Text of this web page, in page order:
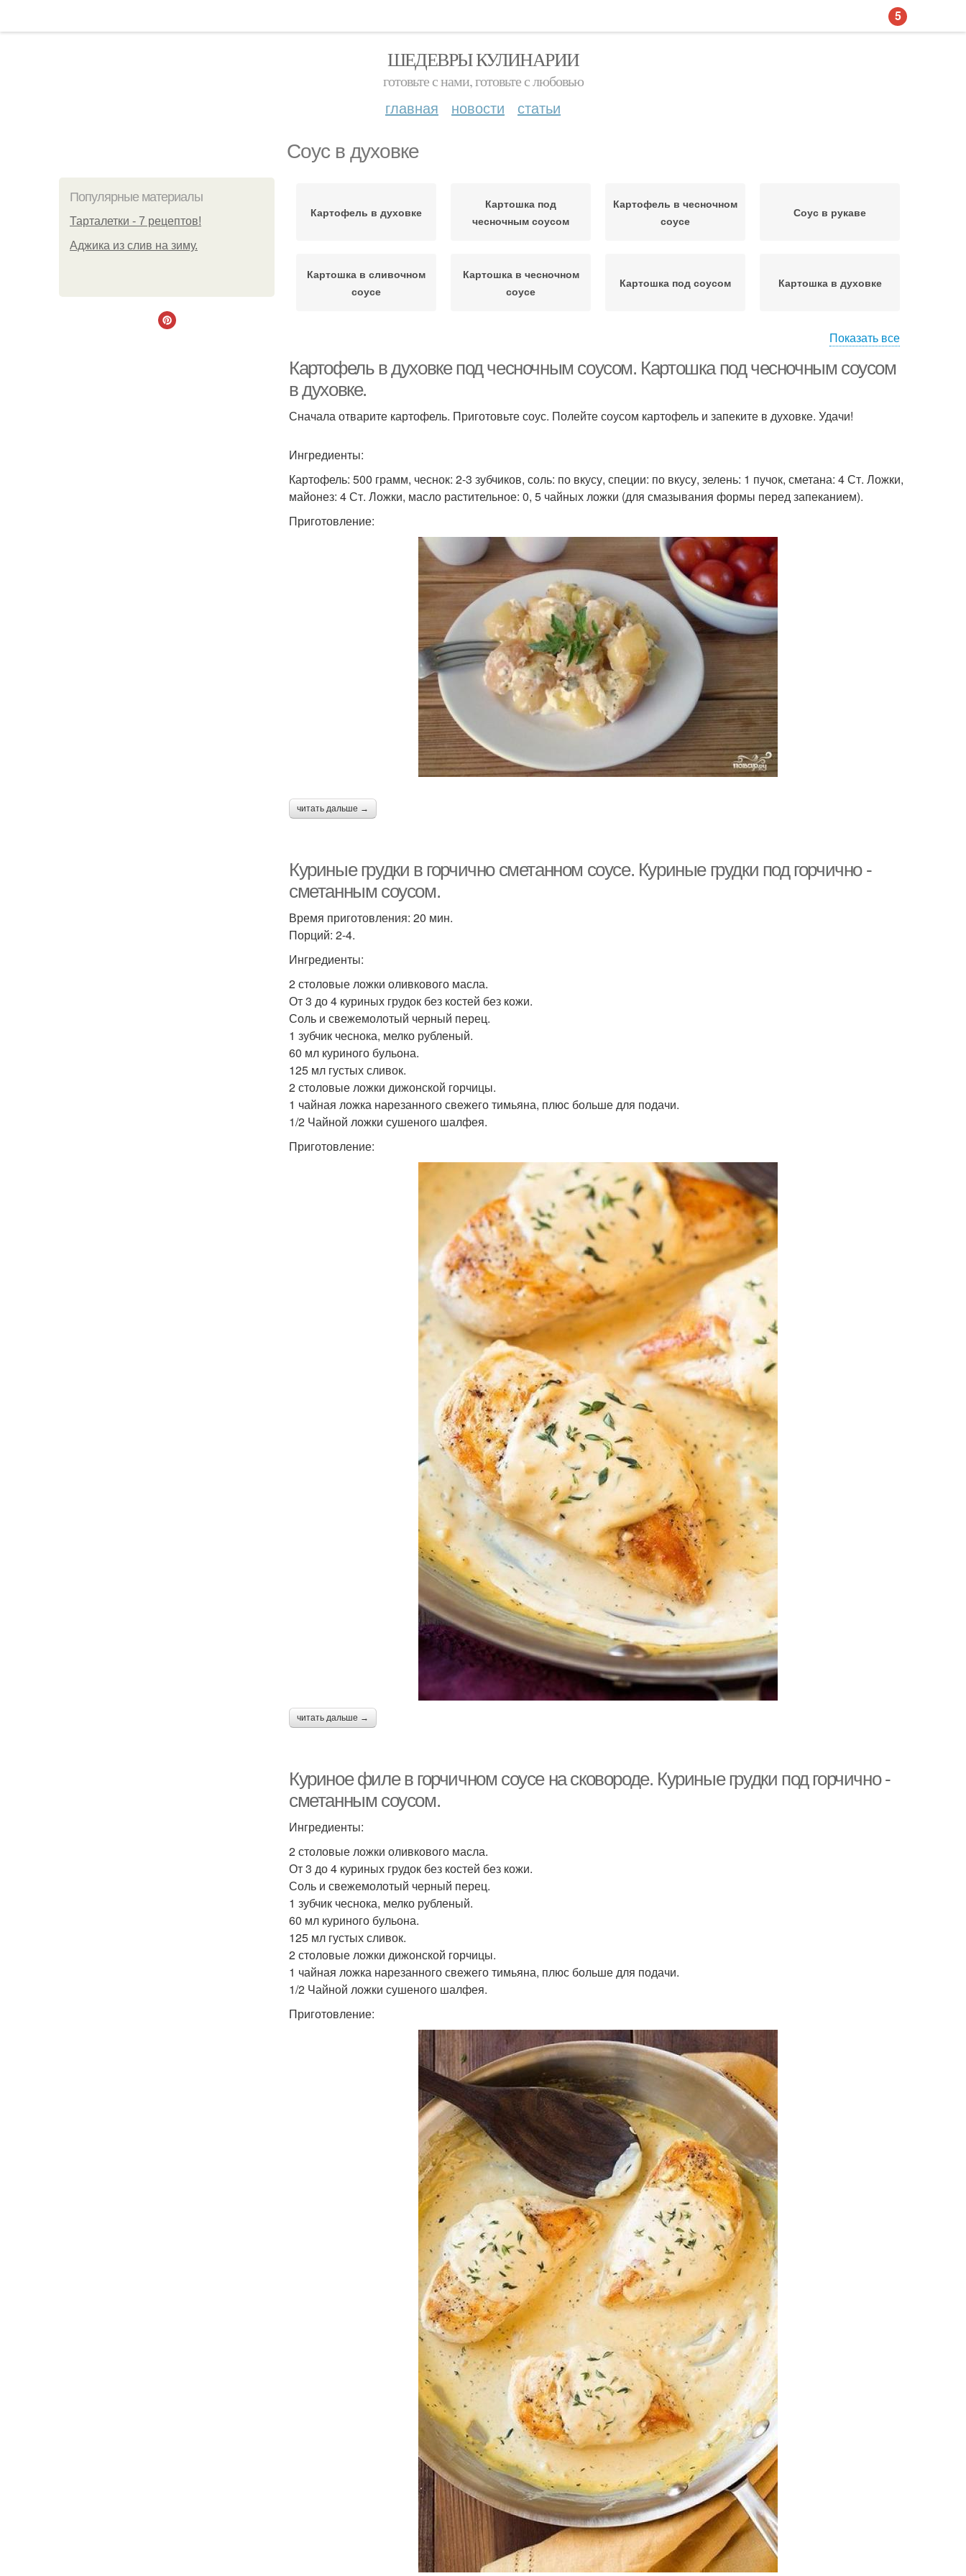
ШЕДЕВРЫ КУЛИНАРИИ
готовьте с нами, готовьте с любовью
главная новости статьи
Соус в духовке
Популярные материалы
Тарталетки - 7 рецептов!
Аджика из слив на зиму.
Картофель в духовке
Картошка под
чесночным соусом
Картофель в чесночном
соусе
Соус в рукаве
Картошка в сливочном
соусе
Картошка в чесночном
соусе
Картошка под соусом Картошка в духовке
Сметанные соусы
Грудка в горчичном
Горчица в духовке
Филе в горчичном
Соус на сковороде
Грудка в медово-
горчичном соусе
Курица в медово-
горчичном соусе
Горчичный соус
Ножки в сливочно-
горчичном соусе
Грудки в духовке
Курица в сливочно-
горчичном соусе
Картофель в
сливочном соусе
Курица в сливочном
соусе
Соус с овощами Картофель под соусом
Бешамель в духовке Соус в мультиварке
Грудка в сметанном
Грудка в духовке
Показать все
Картофель в духовке под чесночным соусом. Картошка под чесночным соусом
в духовке.
Сначала отварите картофель. Приготовьте соус. Полейте соусом картофель и запеките в духовке. Удачи!
Ингредиенты:
Картофель: 500 грамм, чеснок: 2-3 зубчиков, соль: по вкусу, специи: по вкусу, зелень: 1 пучок, сметана: 4 Ст. Ложки,
майонез: 4 Ст. Ложки, масло растительное: 0, 5 чайных ложки (для смазывания формы перед запеканием).
Приготовление:
читать дальше →
Куриные грудки в горчично сметанном соусе. Куриные грудки под горчично -
сметанным соусом.
Время приготовления: 20 мин.
Порций: 2-4.
Ингредиенты:
2 столовые ложки оливкового масла.
От 3 до 4 куриных грудок без костей без кожи.
Соль и свежемолотый черный перец.
1 зубчик чеснока, мелко рубленый.
60 мл куриного бульона.
125 мл густых сливок.
2 столовые ложки дижонской горчицы.
1 чайная ложка нарезанного свежего тимьяна, плюс больше для подачи.
1/2 Чайной ложки сушеного шалфея.
Приготовление:
читать дальше →
Куриное филе в горчичном соусе на сковороде. Куриные грудки под горчично -
сметанным соусом.
Ингредиенты:
2 столовые ложки оливкового масла.
От 3 до 4 куриных грудок без костей без кожи.
Соль и свежемолотый черный перец.
1 зубчик чеснока, мелко рубленый.
60 мл куриного бульона.
125 мл густых сливок.
2 столовые ложки дижонской горчицы.
1 чайная ложка нарезанного свежего тимьяна, плюс больше для подачи.
1/2 Чайной ложки сушеного шалфея.
Приготовление:
5